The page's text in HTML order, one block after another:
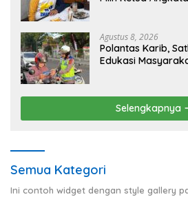
Agustus 8, 2026
Polantas Karib,
Edukasi
Selengkapnya
Semua Kategori
Ini contoh widget dengan style gallery